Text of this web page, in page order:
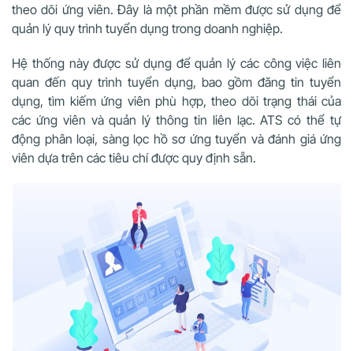
theo dõi ứng viên. Đây là một phần mềm được sử dụng để
quản lý quy trình tuyển dụng trong doanh nghiệp.
Hệ thống này được sử dụng để quản lý các công việc liên
quan đến quy trình tuyển dụng, bao gồm đăng tin tuyển
dụng, tìm kiếm ứng viên phù hợp, theo dõi trạng thái của
các ứng viên và quản lý thông tin liên lạc. ATS có thể tự
động phân loại, sàng lọc hồ sơ ứng tuyển và đánh giá ứng
viên dựa trên các tiêu chí được quy định sẵn.